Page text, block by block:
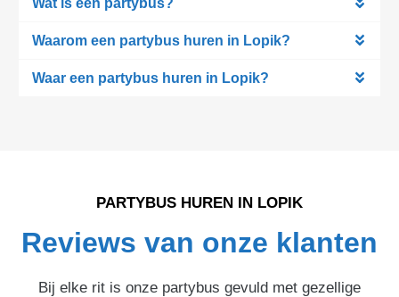
Wat is een partybus?
Waarom een partybus huren in Lopik?
Waar een partybus huren in Lopik?
PARTYBUS HUREN IN LOPIK
Reviews van onze klanten
Bij elke rit is onze partybus gevuld met gezellige